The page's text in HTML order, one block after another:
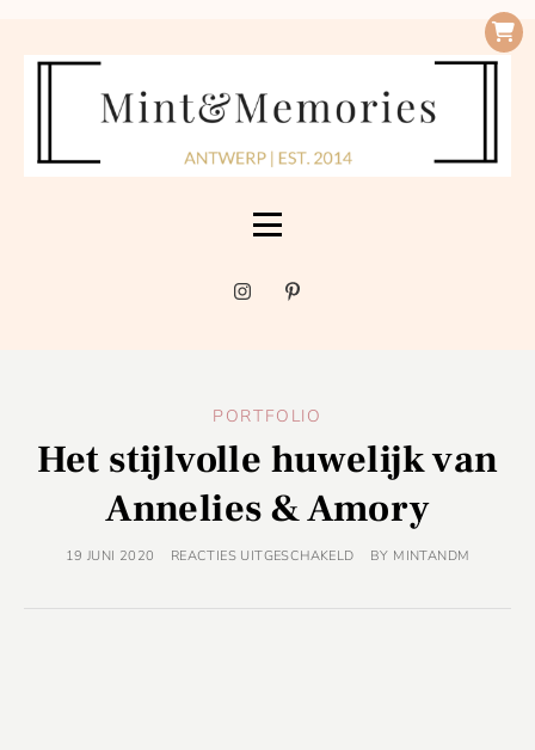
PORTFOLIO
Het stijlvolle huwelijk van
Annelies & Amory
19 JUNI 2020 REACTIES UITGESCHAKELD BY MINTANDM